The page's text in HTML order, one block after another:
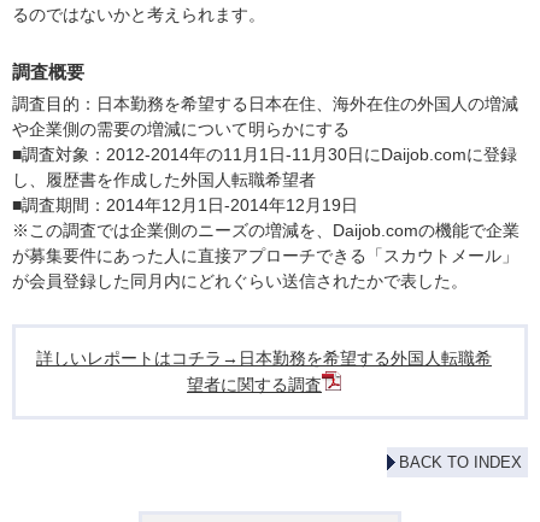
るのではないかと考えられます。
調査概要
調査目的：日本勤務を希望する日本在住、海外在住の外国人の増減
や企業側の需要の増減について明らかにする
■調査対象：2012-2014年の11月1日-11月30日にDaijob.comに登録
し、履歴書を作成した外国人転職希望者
■調査期間：2014年12月1日-2014年12月19日
※この調査では企業側のニーズの増減を、Daijob.comの機能で企業
が募集要件にあった人に直接アプローチできる「スカウトメール」
が会員登録した同月内にどれぐらい送信されたかで表した。
詳しいレポートはコチラ→日本勤務を希望する外国人転職希
望者に関する調査
BACK TO INDEX